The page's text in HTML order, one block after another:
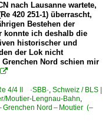
nach Lausanne wartete,
420 251-1) überrascht,
Bestehen der
konnte ich deshalb die
historischer und
der Lok nicht
Nord schien mir

4/4 II ·SBB·, Schweiz / BLS |
Moutier-Lengnau-Bahn,
Nord – Moutier (–